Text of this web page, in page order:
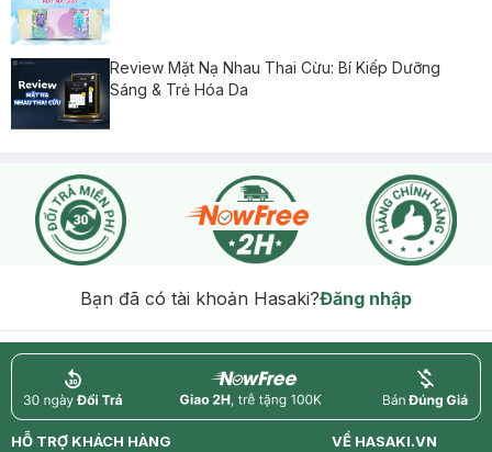
Review Mặt Nạ Nhau Thai Cừu: Bí Kiếp Dưỡng
Sáng & Trẻ Hóa Da
Bạn đã có tài khoản Hasaki?Đăng nhập
return nowfree price
HỖ TRỢ KHÁCH HÀNG
VỀ HASAKI.VN